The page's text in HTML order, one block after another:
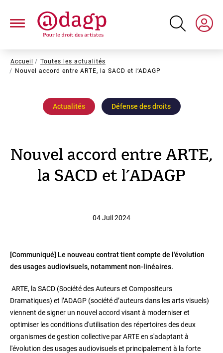
contenu
Fil
d'Ariane
Accueil
Toutes les actualités
Nouvel accord entre ARTE, la SACD et l’ADAGP
Actualités Défense des droits
Nouvel accord entre ARTE,
la SACD et l’ADAGP
04 Juil 2024
[Communiqué] Le nouveau contrat tient compte de l'évolution
des usages audiovisuels, notamment non-linéaires.
ARTE, la SACD (Société des Auteurs et Compositeurs
Dramatiques) et l’ADAGP (société d’auteurs dans les arts visuels)
viennent de signer un nouvel accord visant à moderniser et
optimiser les conditions d'utilisation des répertoires des deux
organismes de gestion collective par ARTE en s'adaptant à
l'évolution des usages audiovisuels et principalement à la forte